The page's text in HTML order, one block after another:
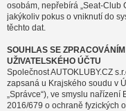
osobám, nepřebírá „Seat-Club
jakýkoliv pokus o vniknutí do
těchto dat.
SOUHLAS SE
UŽIVATELSKÉHO ÚČTU
Společnost AUTOKLUBY.CZ
zapsaná u Krajského soudu v
„Správce“), ve smyslu
2016/679 o ochraně fyzických